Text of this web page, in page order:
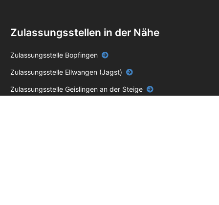
Zulassungsstellen in der Nähe
Zulassungsstelle Bopfingen
Zulassungsstelle Ellwangen (Jagst)
Zulassungsstelle Geislingen an der Steige